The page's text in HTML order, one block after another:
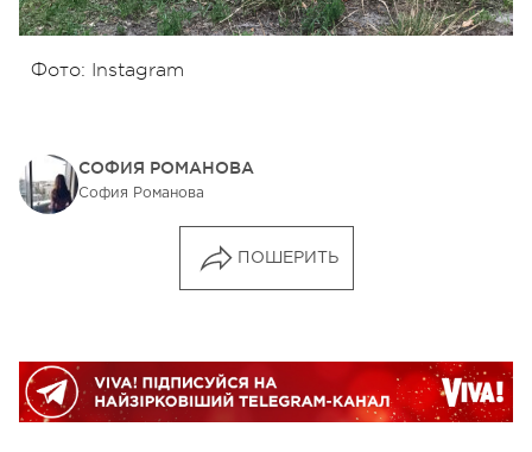
Фото: Instagram
СОФИЯ РОМАНОВА
София Романова
ПОШЕРИТЬ